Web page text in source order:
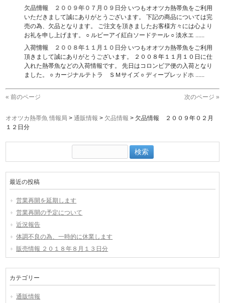
欠品情報 ２００９年０７月０９日分 いつもオオツカ熱帯魚をご利用
いただきまして誠にありがとうございます。 下記の商品については完
売の為、欠品となります。 ご注文を頂きましたお客様方々には心より
お礼を申し上げます。 ○ ルビーアイ紅白ソードテール ○ 淡水エ ......
入荷情報 ２００８年１１月１０日分 いつもオオツカ熱帯魚をご利用
頂きまして誠にありがとうございます。 ２００８年１１月１０日に仕
入れた熱帯魚などの入荷情報です。 先日はコロンビア便の入荷となり
ました。 ○ カージナルテトラ ＳＭサイズ ○ ディープレッドホ ......
« 前のページ 次のページ »
オオツカ熱帯魚 情報局 >通販情報 > 欠品情報 > 欠品情報 ２００９年０２月
１２日分
索:
最近の投稿
営業再開を延期します
営業再開の予定について
近況報告
体調不良の為、一時的に休業します
販売情報 ２０１８年８月１３日分
カテゴリー
通販情報